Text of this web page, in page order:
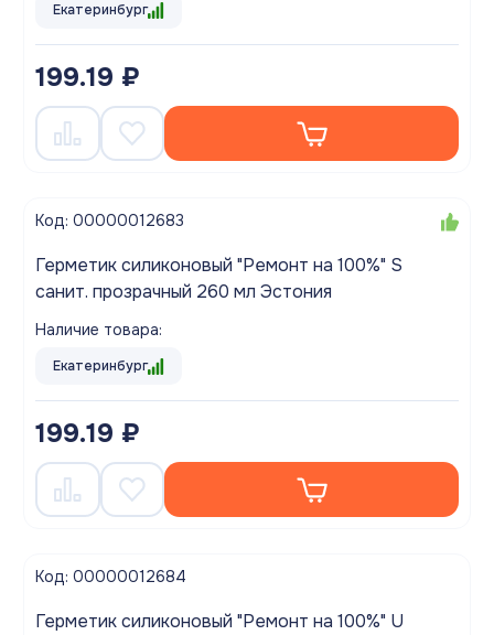
Екатеринбург
199.19 ₽
Код: 00000012683
Герметик силиконовый "Ремонт на 100%" S
санит. прозрачный 260 мл Эстония
Наличие товара:
Екатеринбург
199.19 ₽
Код: 00000012684
Герметик силиконовый "Ремонт на 100%" U